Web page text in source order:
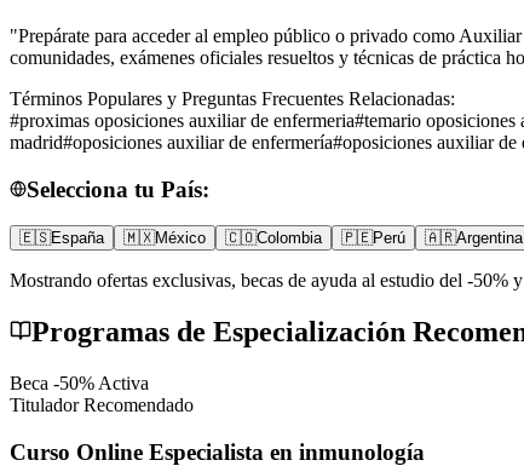
"Prepárate para acceder al empleo público o privado como
comunidades, exámenes oficiales resueltos y técnicas de práctica
Términos Populares y Preguntas Frecuentes Relacionadas:
#proximas oposiciones auxiliar de enfermeria#temario oposiciones
madrid#oposiciones auxiliar de enfermería#oposiciones auxiliar de
Selecciona tu País:
🇪🇸España 🇲🇽México 🇨🇴Colombia 🇵🇪Perú 🇦🇷Argentina
Mostrando ofertas exclusivas, becas de ayuda al estudio del -50%
Programas de Especialización
Beca -50% Activa
Titulador Recomendado
Curso Online Especialista en inmunología